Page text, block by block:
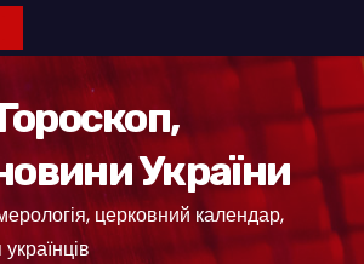
України
церковний календар,